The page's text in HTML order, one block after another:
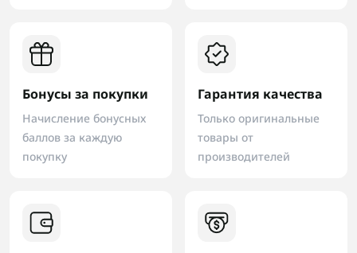
Бонусы за покупки
Начисление бонусных
баллов за каждую
покупку
Гарантия качества
Только оригинальные
товары от
производителей